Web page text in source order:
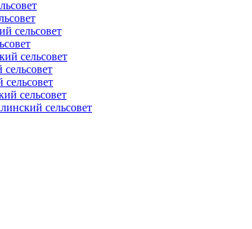
сельсовет
сельсовет
сельсовет
сельсовет